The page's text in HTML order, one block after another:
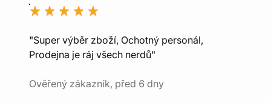
"Super výběr zboží, Ochotný personál,
Prodejna je ráj všech nerdů"
Ověřený zákazník, před 6 dny